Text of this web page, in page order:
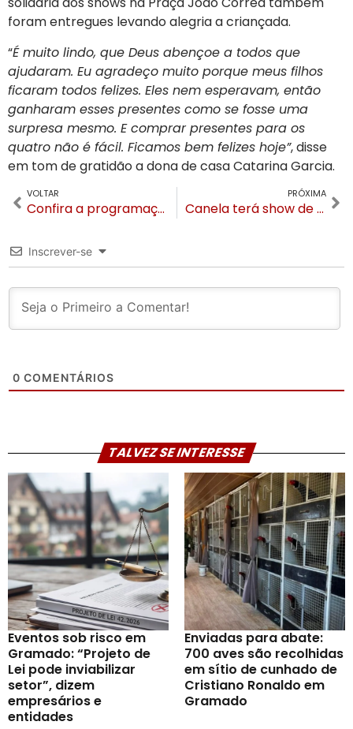
foram entregues levando alegria a criançada.
“É muito lindo, que Deus abençoe a todos que
ajudaram. Eu agradeço muito porque meus filhos
ficaram todos felizes. Eles nem esperavam, então
ganharam esses presentes como se fosse uma
surpresa mesmo. E comprar presentes para os
quatro não é fácil. Ficamos bem felizes hoje”, disse
em tom de gratidão a dona de casa Catarina Garcia.
VOLTAR
Confira a programação do Natal Luz para o feriado de Natal
PRÓXIMA
Canela terá show de fogos de 17 minutos no Réveillon e cumprirá normas da Lei dos Fogos
Inscrever-se
0 COMENTÁRIOS
TALVEZ SE INTERESSE
Eventos sob risco em
Gramado: “Projeto de
Lei pode inviabilizar
setor”, dizem
empresários e
entidades
Enviadas para abate:
700 aves são recolhidas
em sítio de cunhado de
Cristiano Ronaldo em
Gramado